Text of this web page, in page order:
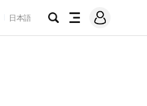
日本語
검
전
메
그